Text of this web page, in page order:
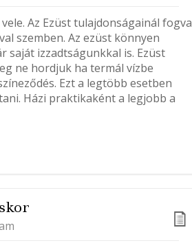
Az Ezüst tulajdonságainál fogva
szemben. Az ezüst könnyen
saját izzadtságunkkal is. Ezüst
ne hordjuk ha termál vízbe
Ezt a legtöbb esetben
Házi praktikaként a legjobb a